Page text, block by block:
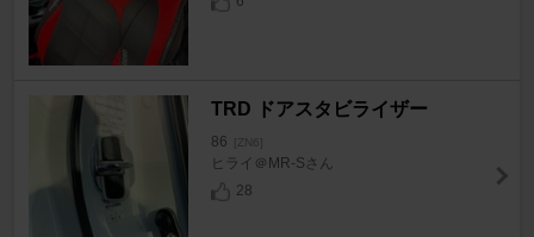
TRD ドアスタビライザー
86 [ZN6]
ヒライ＠MR-Sさん
28